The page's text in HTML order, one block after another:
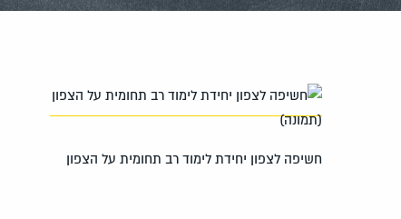
חשיפה לצפון יחידת לימוד רב תחומית על הצפון